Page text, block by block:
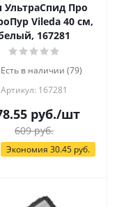
УльтраСпид Про
Vileda 40 см,
167281
Есть в наличии (79)
Артикул: 167281
руб./шт
609руб.
Экономия 30.45 руб.